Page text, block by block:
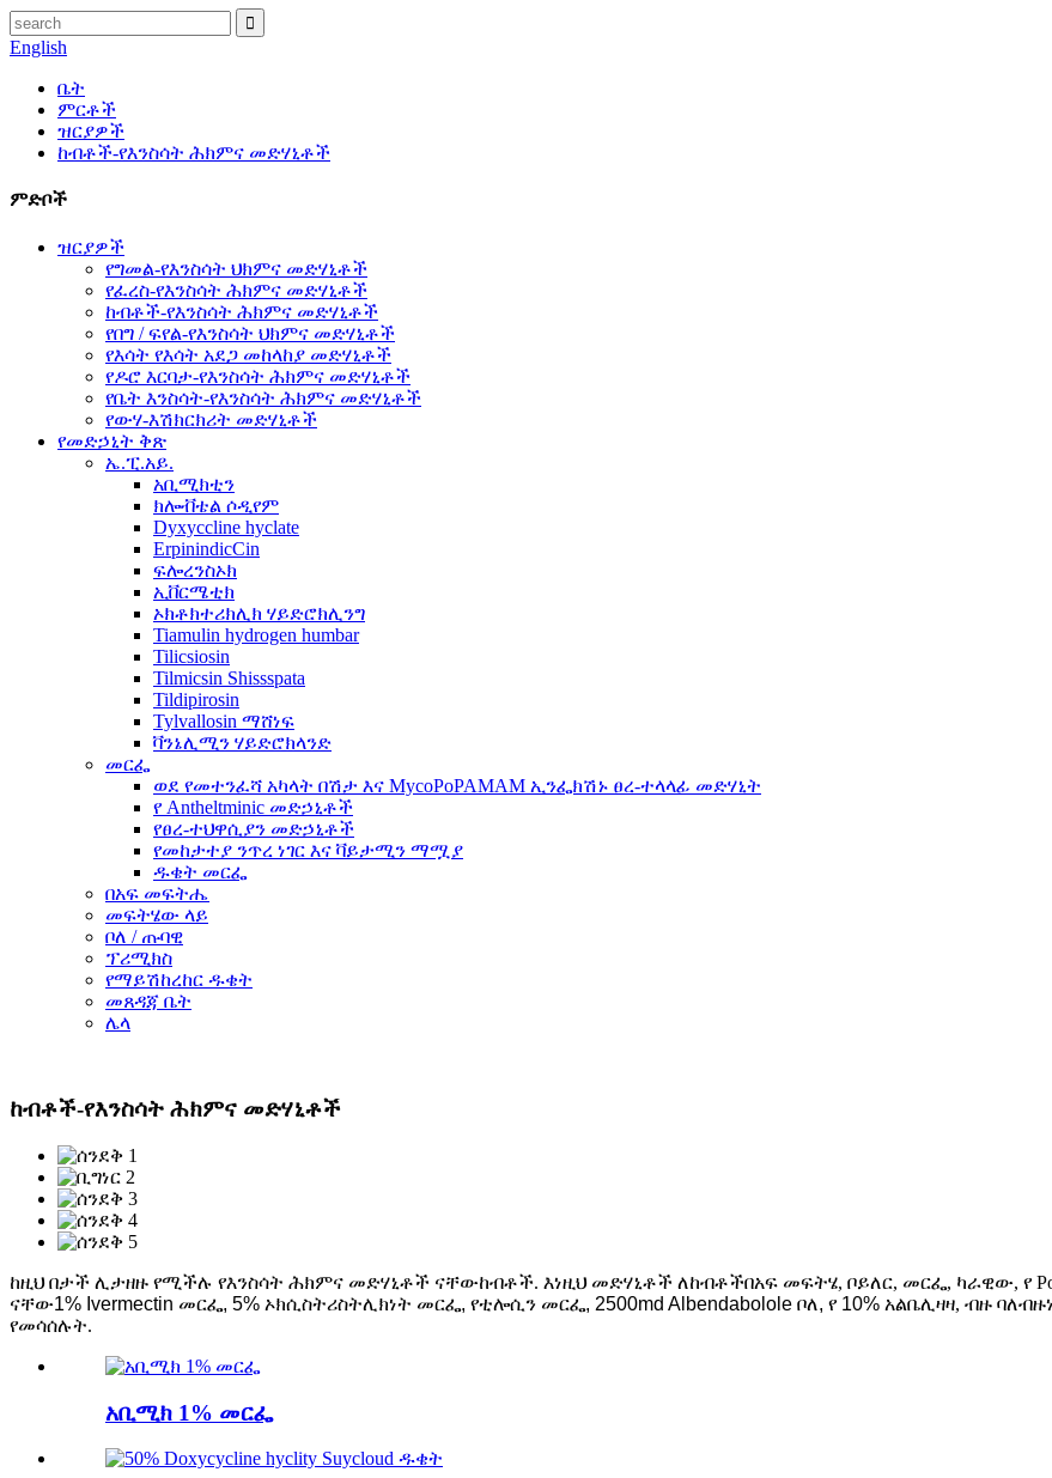
English
ቤት
ምርቶች
ዝርያዎች
ከብቶች-የእንስሳት ሕክምና መድሃኒቶች
ምድቦች
ዝርያዎች
የግመል-የእንስሳት ህክምና መድሃኒቶች
የፈረስ-የእንስሳት ሕክምና መድሃኒቶች
ከብቶች-የእንስሳት ሕክምና መድሃኒቶች
የበግ / ፍየል-የእንስሳት ህክምና መድሃኒቶች
የእሳት የእሳት አደጋ መከላከያ መድሃኒቶች
የዶሮ እርባታ-የእንስሳት ሕክምና መድሃኒቶች
የቤት እንስሳት-የእንስሳት ሕክምና መድሃኒቶች
የውሃ-እሽክርክሪት መድሃኒቶች
የመድኃኒት ቅጽ
ኤ.ፒ.አይ.
አቢሚክቲን
ክሎቭቴል ሶዲየም
Dyxyccline hyclate
ErpinindicCin
ፍሎረንስኦክ
ኢቨርሜቲክ
ኦክቶክተሪክሊክ ሃይድሮክሊንግ
Tiamulin hydrogen humbar
Tilicsiosin
Tilmicsin Shissspata
Tildipirosin
Tylvallosin ማሸነፍ
ቫንኔሊሚን ሃይድሮክላንድ
መርፌ
ወደ የመተንፈሻ አካላት በሽታ እና MycoPoPAMAM ኢንፌክሽኑ ፀረ-ተላላፊ መድሃኒት
የ Antheltminic መድኃኒቶች
የፀረ-ተህዋሲያን መድኃኒቶች
የመከታተያ ንጥረ ነገር እና ቫይታሚን ማሟያ
ዱቄት መርፌ
በአፍ መፍትሔ
መፍትሄው ላይ
ቦለ / ጡባዊ
ፕሪሚክስ
የማይሽከረከር ዱቄት
መጸዳጃ ቤት
ሌላ
ከብቶች-የእንስሳት ሕክምና መድሃኒቶች
ከዚህ በታች ሊታዘዙ የሚችሉ የእንስሳት ሕክምና መድሃኒቶች ናቸውከብቶች. እነዚህ መድሃኒቶች ለከብቶችበአፍ መፍትሄ, ቦይለር, መርፌ, ካራዊው, የ
ናቸው1% Ivermectin መርፌ, 5% ኦክሲስትሪስትሊክነት መርፌ, የቲሎሲን መርፌ, 2500md Albendabolole ቦለ, የ 10% አልቤሊዛዛ, ብዙ
የመሳሰሉት.
አቢሚክ 1% መርፌ